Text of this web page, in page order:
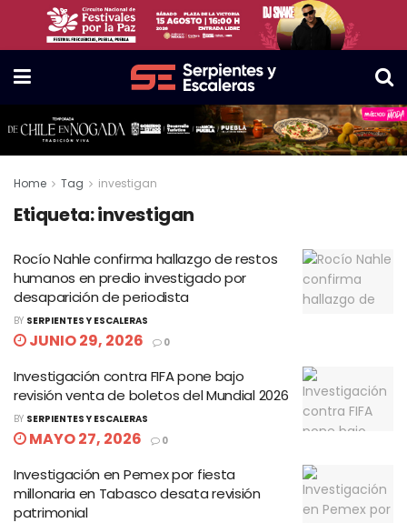
Home Tag investigan
Etiqueta:investigan
Rocío Nahle confirma hallazgo de restos
humanos en predio investigado por
desaparición de periodista
BY SERPIENTES Y ESCALERAS
JUNIO 29, 2026 0
Investigación contra FIFA pone bajo
revisión venta de boletos del Mundial 2026
BY SERPIENTES Y ESCALERAS
MAYO 27, 2026 0
Investigación en Pemex por fiesta
millonaria en Tabasco desata revisión
patrimonial